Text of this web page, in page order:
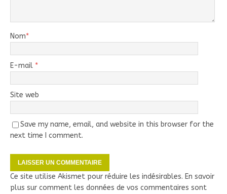
Nom*
E-mail *
Site web
Save my name, email, and website in this browser for the
next time I comment.
Ce site utilise Akismet pour réduire les indésirables. En savoir
plus sur comment les données de vos commentaires sont